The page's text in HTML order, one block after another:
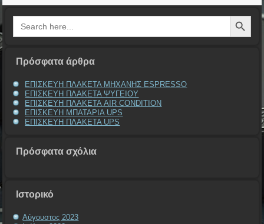
Search
for:
Search Button
Πρόσφατα άρθρα
ΕΠΙΣΚΕΥΗ ΠΛΑΚΕΤΑ ΜΗΧΑΝΗΣ ESPRESSO
ΕΠΙΣΚΕΥΗ ΠΛΑΚΕΤΑ ΨΥΓΕΙΟΥ
ΕΠΙΣΚΕΥΗ ΠΛΑΚΕΤΑ AIR CONDITION
ΕΠΙΣΚΕΥΗ ΜΠΑΤΑΡΙΑ UPS
ΕΠΙΣΚΕΥΗ ΠΛΑΚΕΤΑ UPS
Πρόσφατα σχόλια
Ιστορικό
Αύγουστος 2023